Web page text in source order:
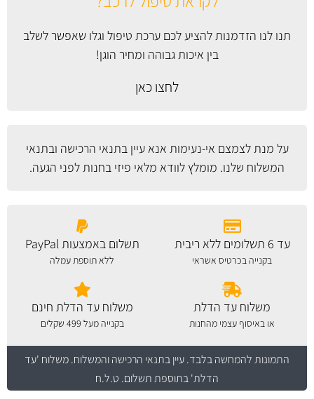
תנו לנו הזדמנות להציע לכם ערכת טיפול וגלו שאפשר לשלב
בין איכות גבוהה ומחיר הוגן!
לחצו כאן
על מנת לצמצם אי-נעימות אנא עייןבתנאי הרכישה ובתנאי
המשלוח שלנו. מומלץ לוודא מלאי פיזי בחנות לפני הגעה.
עד 6 תשלומים ללא ריבית
בקנייה בכרטיס אשראי
תשלום באמצעות PayPal
ללא תוספת עמלה
משלוח עד הדלת
או באיסוף עצמי מהחנות
משלוח עד הדלת חינם
בקנייה מעל 499 שקלים
התמונות להמחשה בלבד.עיין בתנאי הרכישה והמשלוח. משלוח 'עד
הדלת' בתוספת תשלום. ט.ל.ח